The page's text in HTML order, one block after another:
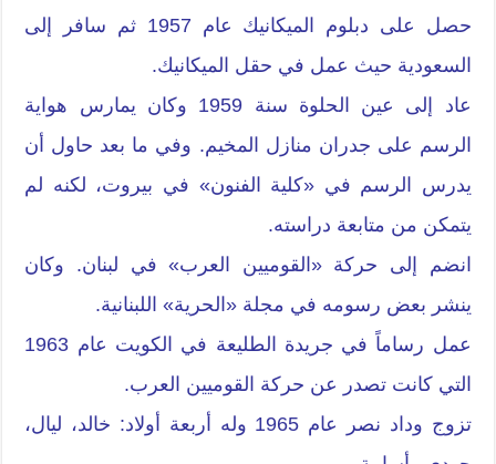
حصل على دبلوم الميكانيك عام 1957 ثم سافر إلى
السعودية حيث عمل في حقل الميكانيك.
عاد إلى عين الحلوة سنة 1959 وكان يمارس هواية
الرسم على جدران منازل المخيم. وفي ما بعد حاول أن
يدرس الرسم في «كلية الفنون» في بيروت، لكنه لم
يتمكن من متابعة دراسته.
انضم إلى حركة «القوميين العرب» في لبنان. وكان
ينشر بعض رسومه في مجلة «الحرية» اللبنانية.
عمل رساماً في جريدة الطليعة في الكويت عام 1963
التي كانت تصدر عن حركة القوميين العرب.
تزوج وداد نصر عام 1965 وله أربعة أولاد: خالد، ليال،